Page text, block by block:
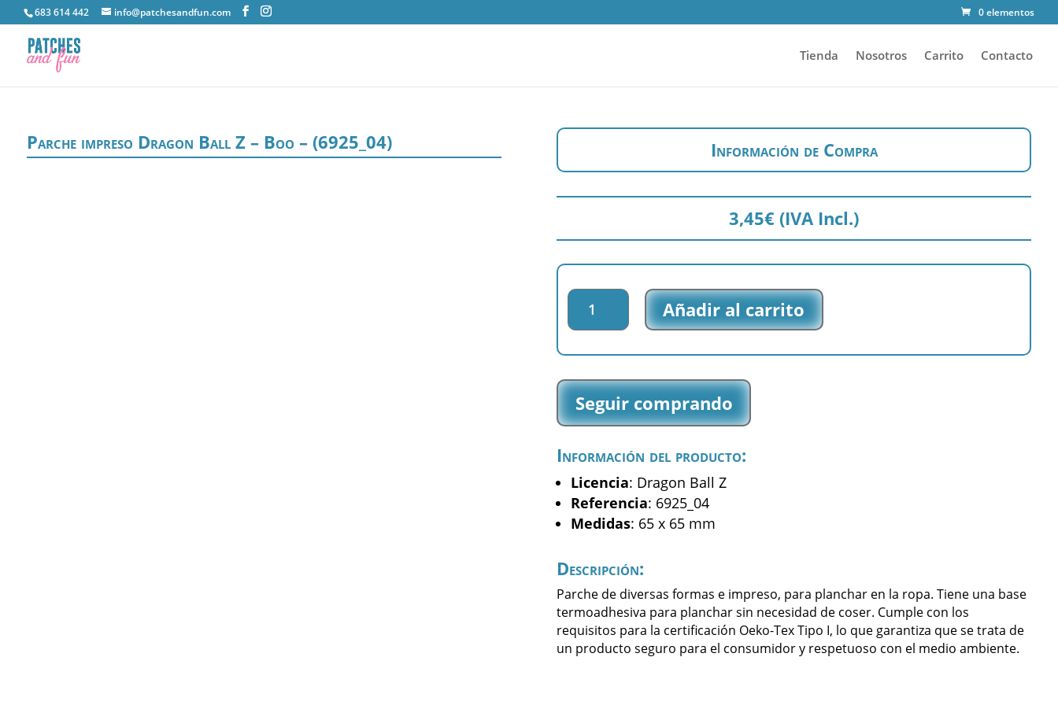
683 614 442 info@patchesandfun.com 0 elementos
Tienda Nosotros Carrito Contacto
Parche impreso Dragon Ball Z – Boo – (6925_04) Información de Compra
3,45€ (IVA Incl.)
Parche
impreso
Dragon
Ball
-
Boo
-
cantidad
Añadir al carrito
Seguir comprando
Información del producto:
Licencia: Dragon Ball Z
Referencia: 6925_04
Medidas: 65 x 65 mm
Descripción:
Parche de diversas formas e impreso, para planchar en la ropa. Tiene una base
termoadhesiva para planchar sin necesidad de coser. Cumple con los
requisitos para la certificación Oeko-Tex Tipo I, lo que garantiza que se trata de
un producto seguro para el consumidor y respetuoso con el medio ambiente.